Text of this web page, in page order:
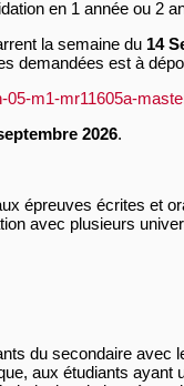
en 1 année ou 2
la semaine du 14
demandées est à
m1-mr11605a-
2026.
épreuves écrites et
avec plusieurs
du secondaire
aux étudiants ayant